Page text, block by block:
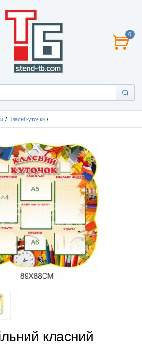
0
Класні куточки
класний